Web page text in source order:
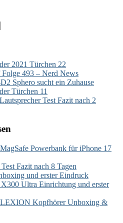
2021 Türchen 22
493 – Nerd News
Sphero sucht ein Zuhause
Türchen 11
Test Fazit nach 2
Powerbank für iPhone 17
Fazit nach 8 Tagen
und erster Eindruck
Ultra Einrichtung und erster
Kopfhörer Unboxing &